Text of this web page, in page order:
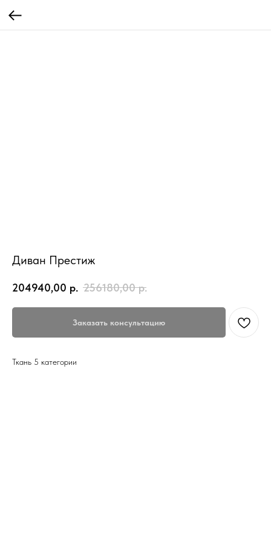
Диван Престиж
204940,00 р. 256180,00 р.
Заказать консультацию
Ткань 5 категории